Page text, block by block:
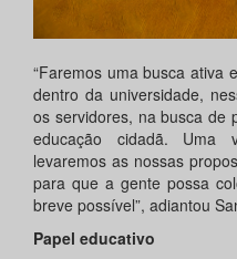
“Faremos uma busca ativa
dentro da universidade,
os servidores, na busca de
educação cidadã. Uma
levaremos as nossas
para que a gente possa
breve possível”, adiantou
Papel educativo